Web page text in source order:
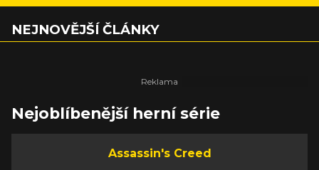
NEJNOVĚJŠÍ ČLÁNKY
Nejoblíbenější herní série
Assassin's Creed